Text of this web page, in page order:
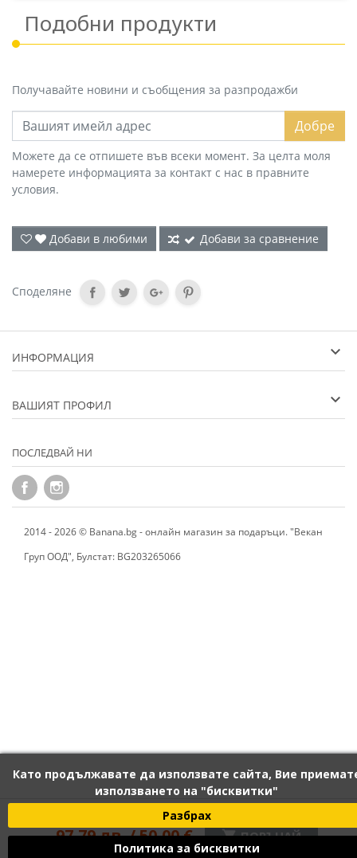
Като продължавате да използвате сайта, Вие
използването на "бисквитки"
Разбрах
Политика за бисквитки
120 лв. / 61,36 €
97,79 лв. / 50,00 €  ПОРЪЧАЙ
Подобни продукти
Получавайте новини и съобщения за разпродажби
Добре
Можете да се отпишете във всеки момент. За целта моля
намерете информацията за контакт с нас в правните
условия.
Добави в любими Добави за сравнение
Споделяне
ИНФОРМАЦИЯ
ВАШИЯТ ПРОФИЛ
ПОСЛЕДВАЙ НИ
2014 - 2026 © Banana.bg - онлайн магазин за подаръци. "Векан
Груп ООД", Булстат: BG203265066